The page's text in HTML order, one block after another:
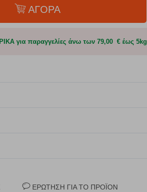
ΑΓΟΡΑ
για παραγγελίες άνω των 79,00 € έως 5kg
ΕΡΏΤΗΣΗ ΓΙΑ ΤΟ ΠΡΟΪΌΝ